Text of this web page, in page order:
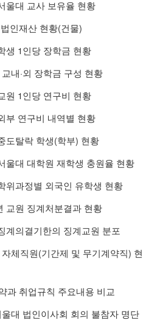
울대 교사 보유율 현황
인재산 현황(건물)
생 1 인당 장학금 현황
내 ·외 장학금 구성 현황
원 1 인당 연구비 현황
부 연구비 내역별 현황
도탈락 학생(학부) 현황
울대 대학원 재학생 충원율 현황
위과정별 외국인 유학생 현황
교원 징계처분결과 현황
계의결기한의 징계교원 분포
체직원 (기간제 및 무기계약직) 현
과 취업규칙 주요내용 비교
대 법인이사회 회의 불참자 명단